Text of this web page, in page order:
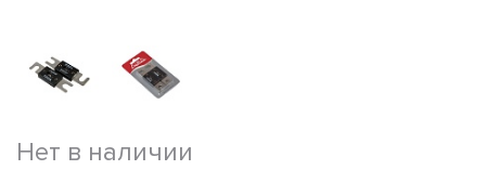
Нет в наличии